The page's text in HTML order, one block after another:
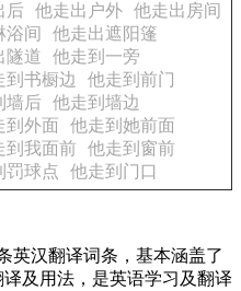
后 他走出户外 他走出房间
浴间
他走出遮阳篷
隧道
他走到一旁
到书橱边
他走到前门
墙后
他走到墙边
到外面
他走到她前面
到我面前
他走到窗前
罚球点 他走到门口
英汉翻译词条，基本涵盖了
及用法，是英语学习及翻译